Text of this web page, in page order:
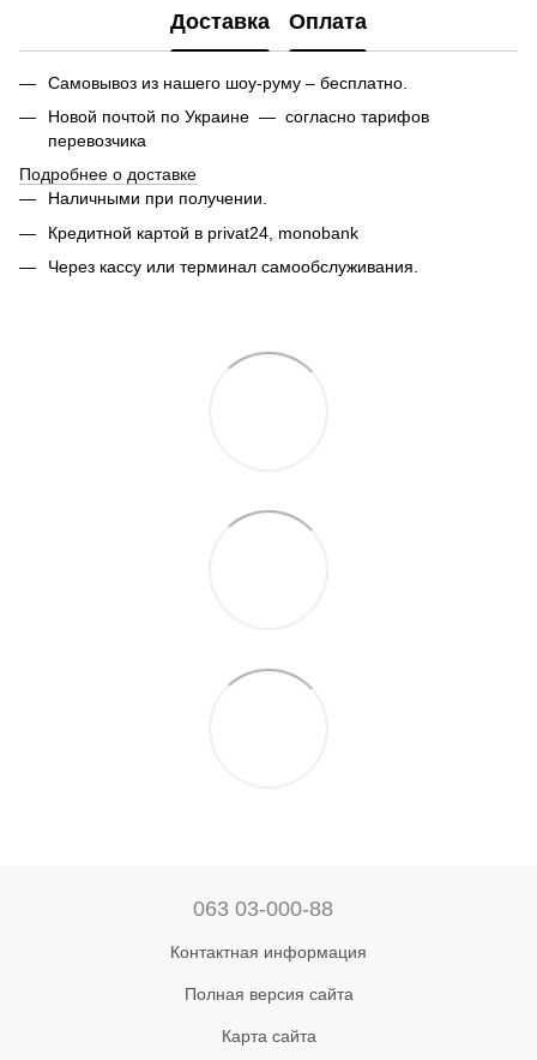
Доставка Оплата
Самовывоз из нашего шоу-руму – бесплатно.
Новой почтой по Украине — согласно тарифов
перевозчика
Подробнее о доставке
Наличными при получении.
Кредитной картой в privat24, monobank
Через кассу или терминал самообслуживания.
063 03-000-88
Контактная информация
Полная версия сайта
Карта сайта